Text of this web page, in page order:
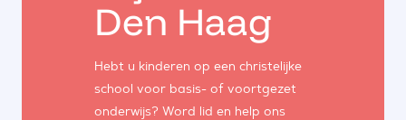
Den Haag
Hebt u kinderen op een christelijke
school voor basis- of voortgezet
onderwijs? Word lid en help ons